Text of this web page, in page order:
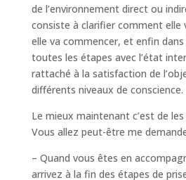
de l’environnement direct ou
consiste à clarifier comment elle
elle va commencer, et enfin dans
toutes les étapes avec l’état
rattaché à la satisfaction de
différents niveaux de conscience.
Le mieux maintenant c’est de
Vous allez peut-être me
– Quand vous êtes en
arrivez à la fin des étapes de